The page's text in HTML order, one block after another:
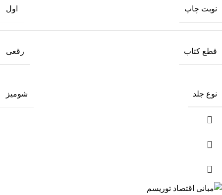
نوبت چاپ اول
قطع کتاب رقعی
نوع جلد شومیز